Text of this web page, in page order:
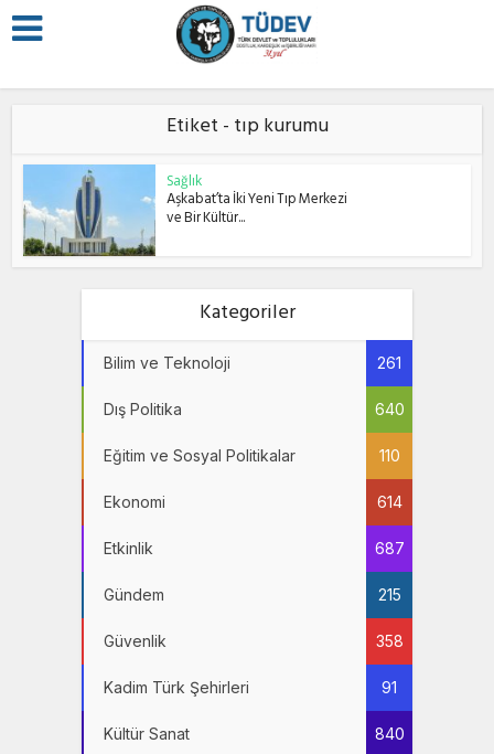
Etiket - tıp kurumu
Sağlık
Aşkabat’ta İki Yeni Tıp Merkezi
ve Bir Kültür...
Kategoriler
Bilim ve Teknoloji 261
Dış Politika 640
Eğitim ve Sosyal Politikalar 110
Ekonomi 614
Etkinlik 687
Gündem 215
Güvenlik 358
Kadim Türk Şehirleri 91
Kültür Sanat 840